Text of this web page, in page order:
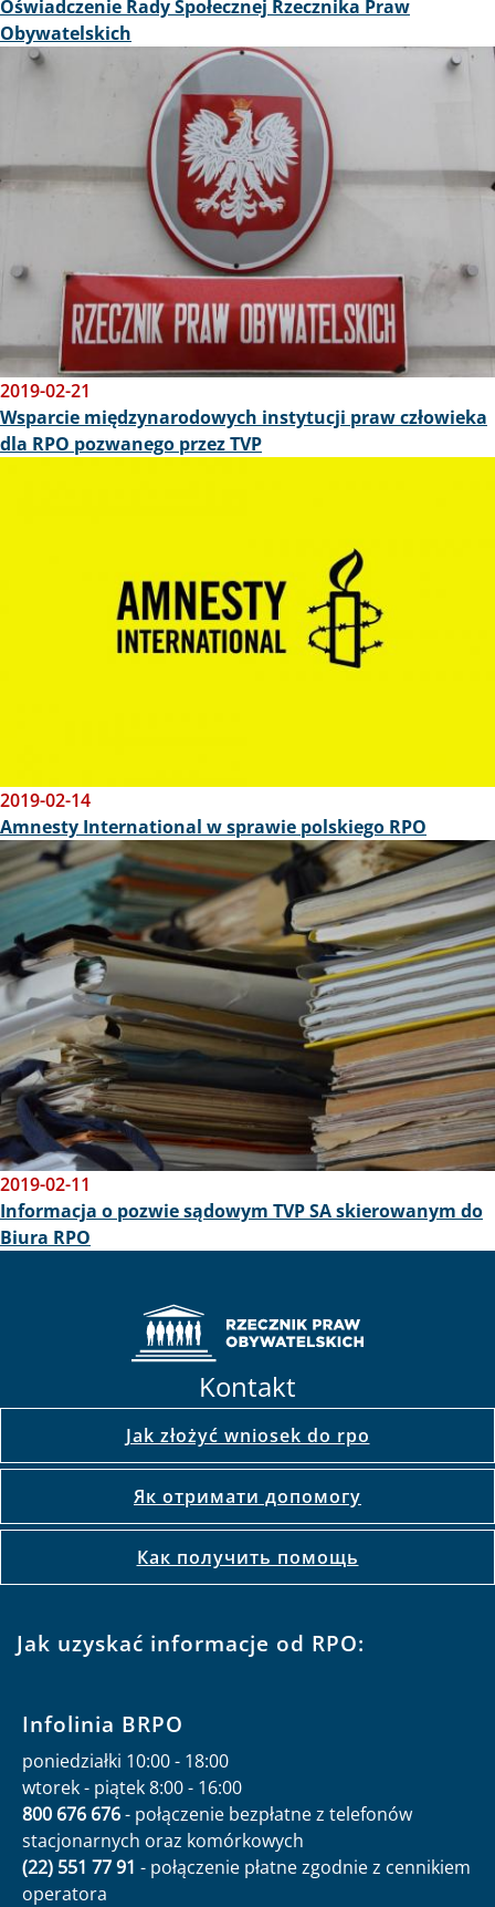
Oświadczenie Rady Społecznej Rzecznika Praw
Obywatelskich
Obraz
2019-02-21
Wsparcie międzynarodowych instytucji praw człowieka
dla RPO pozwanego przez TVP
2019-02-14
Amnesty International w sprawie polskiego RPO
Obraz
2019-02-11
Informacja o pozwie sądowym TVP SA skierowanym do
Biura RPO
Kontakt
Jak złożyć wniosek do rpo
Як отримати допомогу
Как получить помощь
Jak uzyskać informacje od RPO:
Infolinia BRPO
poniedziałki 10:00 - 18:00
wtorek - piątek 8:00 - 16:00
800 676 676- połączenie bezpłatne z telefonów
stacjonarnych oraz komórkowych
(22) 551 77 91 - połączenie płatne zgodnie z cennikiem
operatora